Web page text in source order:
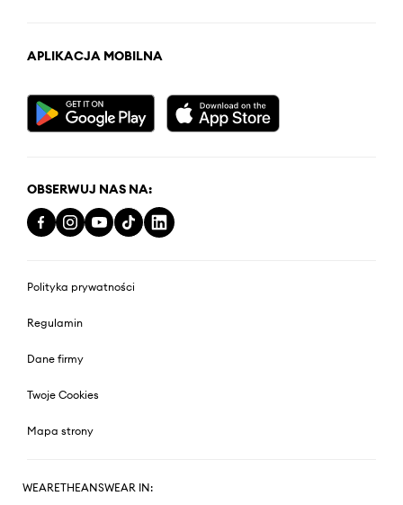
APLIKACJA MOBILNA
OBSERWUJ NAS NA:
Polityka prywatności
Regulamin
Dane firmy
Twoje Cookies
Mapa strony
WEARETHEANSWEAR IN: